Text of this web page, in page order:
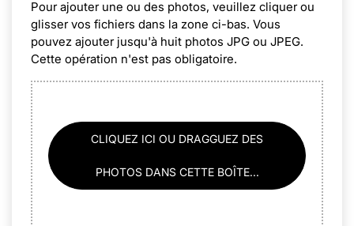
Pour ajouter une ou des photos, veuillez cliquer ou
glisser vos fichiers dans la zone ci-bas. Vous
pouvez ajouter jusqu'à huit photos JPG ou JPEG.
Cette opération n'est pas obligatoire.
CLIQUEZ ICI OU DRAGGUEZ DES
PHOTOS DANS CETTE BOÎTE...